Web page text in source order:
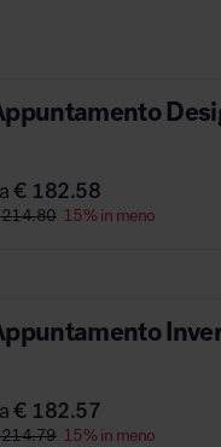
€ 182.58
15% in meno
€ 182.57
15% in meno